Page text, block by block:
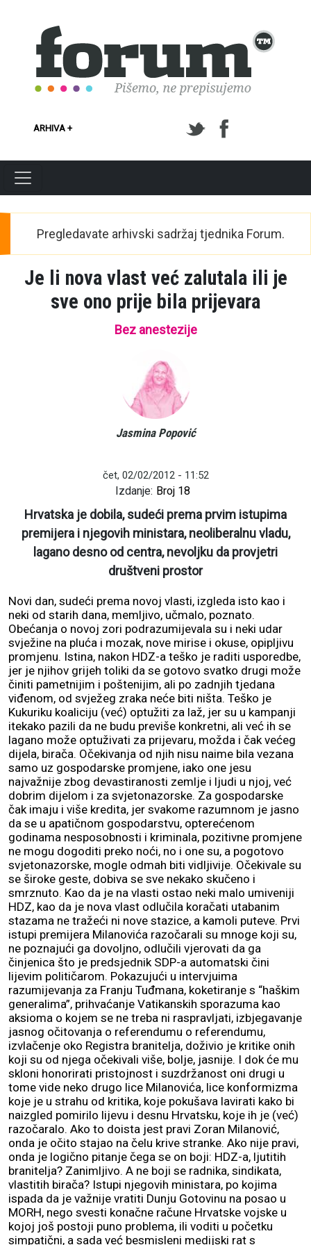
ARHIVA +
Pregledavate arhivski sadržaj tjednika Forum.
Je li nova vlast već zalutala ili je
sve ono prije bila prijevara
Bez anestezije
Jasmina Popović
čet, 02/02/2012 - 11:52
Izdanje: Broj 18
Hrvatska je dobila, sudeći prema prvim istupima
premijera i njegovih ministara, neoliberalnu vladu,
lagano desno od centra, nevoljku da provjetri
društveni prostor
Novi dan, sudeći prema novoj vlasti, izgleda isto kao i
neki od starih dana, memljivo, učmalo, poznato.
Obećanja o novoj zori podrazumijevala su i neki udar
svježine na pluća i mozak, nove mirise i okuse, opipljivu
promjenu. Istina, nakon HDZ-a teško je raditi usporedbe,
jer je njihov grijeh toliki da se gotovo svatko drugi može
činiti pametnijim i poštenijim, ali po zadnjih tjedana
viđenom, od svježeg zraka neće biti ništa. Teško je
Kukuriku koaliciju (već) optužiti za laž, jer su u kampanji
itekako pazili da ne budu previše konkretni, ali već ih se
lagano može optuživati za prijevaru, možda i čak većeg
dijela, birača. Očekivanja od njih nisu naime bila vezana
samo uz gospodarske promjene, iako one jesu
najvažnije zbog devastiranosti zemlje i ljudi u njoj, već
dobrim dijelom i za svjetonazorske. Za gospodarske
čak imaju i više kredita, jer svakome razumnom je jasno
da se u apatičnom gospodarstvu, opterećenom
godinama nesposobnosti i kriminala, pozitivne promjene
ne mogu dogoditi preko noći, no i one su, a pogotovo
svjetonazorske, mogle odmah biti vidljivije. Očekivale su
se široke geste, dobiva se sve nekako skučeno i
smrznuto. Kao da je na vlasti ostao neki malo umiveniji
HDZ, kao da je nova vlast odlučila koračati utabanim
stazama ne tražeći ni nove stazice, a kamoli puteve. Prvi
istupi premijera Milanovića razočarali su mnoge koji su,
ne poznajući ga dovoljno, odlučili vjerovati da ga
činjenica što je predsjednik SDP-a automatski čini
lijevim političarom. Pokazujući u intervjuima
razumijevanja za Franju Tuđmana, koketiranje s “haškim
generalima”, prihvaćanje Vatikanskih sporazuma kao
aksioma o kojem se ne treba ni raspravljati, izbjegavanje
jasnog očitovanja o referendumu o referendumu,
izvlačenje oko Registra branitelja, doživio je kritike onih
koji su od njega očekivali više, bolje, jasnije. I dok će mu
skloni honorirati pristojnost i suzdržanost oni drugi u
tome vide neko drugo lice Milanovića, lice konformizma
koje je u strahu od kritika, koje pokušava lavirati kako bi
naizgled pomirilo lijevu i desnu Hrvatsku, koje ih je (već)
razočaralo. Ako to doista jest pravi Zoran Milanović,
onda je očito stajao na čelu krive stranke. Ako nije pravi,
onda je logično pitanje čega se on boji: HDZ-a, ljutitih
branitelja? Zanimljivo. A ne boji se radnika, sindikata,
vlastitih birača? Istupi njegovih ministara, po kojima
ispada da je važnije vratiti Dunju Gotovinu na posao u
MORH, nego svesti konačne račune Hrvatske vojske u
kojoj još postoji puno problema, ili voditi u početku
simpatični, a sada već besmisleni medijski rat s